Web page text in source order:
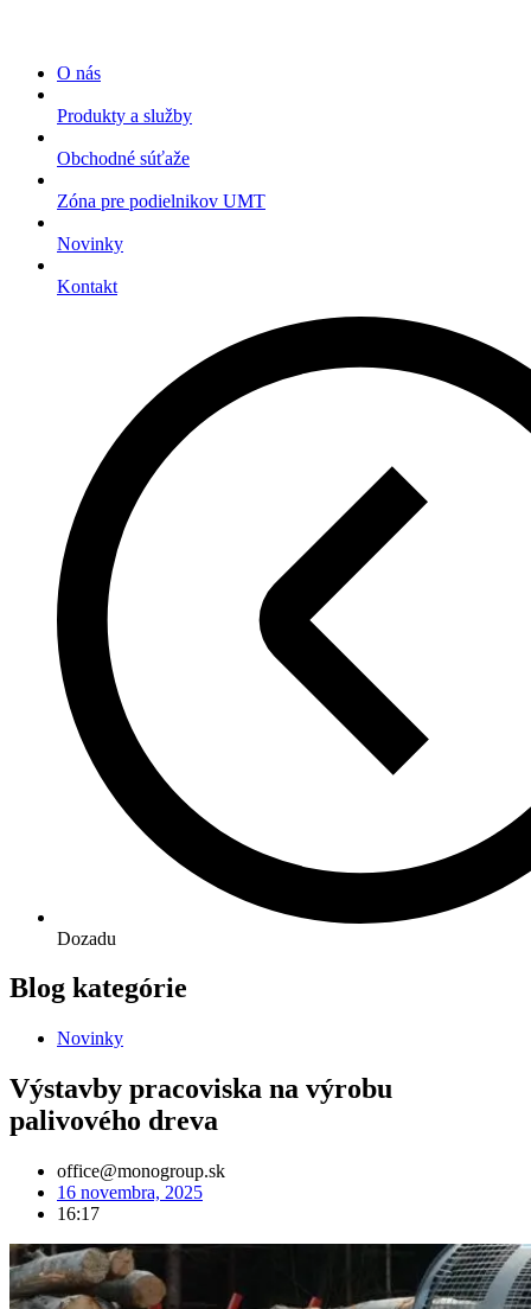
O nás
Produkty a služby
Obchodné súťaže
Zóna pre podielnikov UMT
Novinky
Kontakt
Dozadu
Blog kategórie
Novinky
Výstavby pracoviska na výrobu
palivového dreva
office@monogroup.sk
16 novembra, 2025
16:17